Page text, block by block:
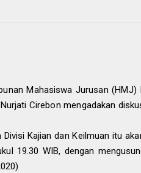
Mahasiswa Jurusan
Cirebon mengadakan
Kajian dan Keilmuan itu
19.30 WIB, dengan